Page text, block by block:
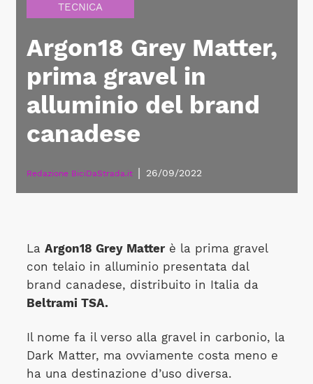
TECNICA
Argon18 Grey Matter,
prima gravel in
alluminio del brand
canadese
Redazione BiciDaStrada.it 26/09/2022
La Argon18 Grey Matterè la prima gravel
con telaio in alluminio presentata dal
brand canadese, distribuito in Italia da
Beltrami TSA.
Il nome fa il verso alla gravel in carbonio, la
Dark Matter, ma ovviamente costa meno e
ha una destinazione d’uso diversa.